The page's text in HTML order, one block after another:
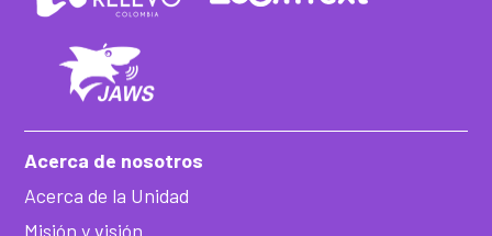
Acerca de nosotros
Acerca de la Unidad
Misión y visión